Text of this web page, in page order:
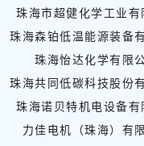
珠海市超健化学工业有
珠海森铂低温能源装备
珠海怡达化学有限
珠海共同低碳科技股份
珠海诺贝特机电设备有
力佳电机（珠海）有